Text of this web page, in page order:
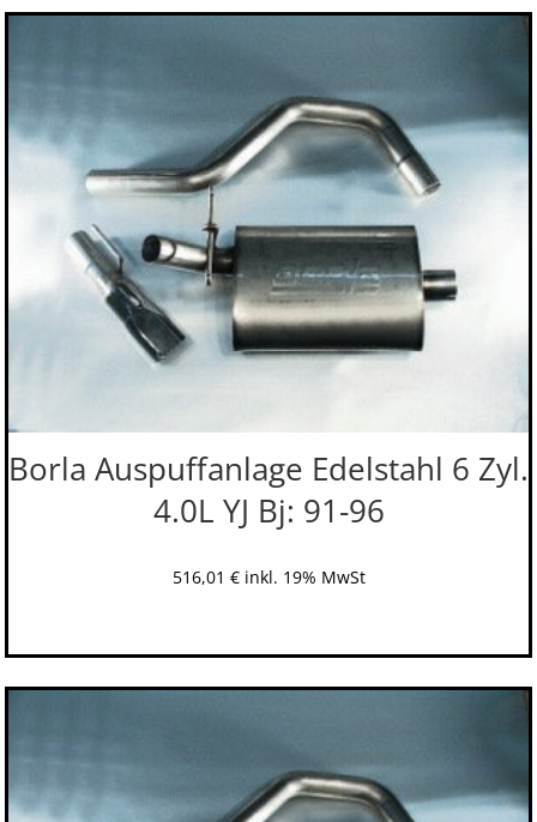
Borla Auspuffanlage Edelstahl 6 Zyl.
4.0L YJ Bj: 91-96
516,01 € inkl. 19% MwSt